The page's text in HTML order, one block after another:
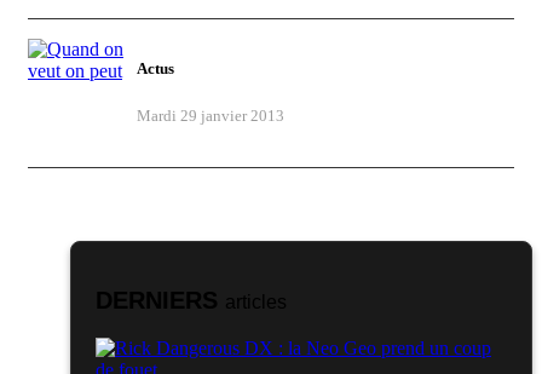
Actus
Mardi 29 janvier 2013
DERNIERS articles